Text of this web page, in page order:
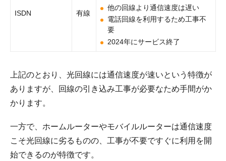
ISDN 有線
他の回線より通信速度は遅い
電話回線を利用するため工事不
要
2024年にサービス終了
上記のとおり、光回線には通信速度が速いという特徴が
ありますが、回線の引き込み工事が必要なため手間がか
かります。
一方で、ホームルーターやモバイルルーターは通信速度
こそ光回線に劣るものの、工事が不要ですぐに利用を開
始できるのが特徴です。